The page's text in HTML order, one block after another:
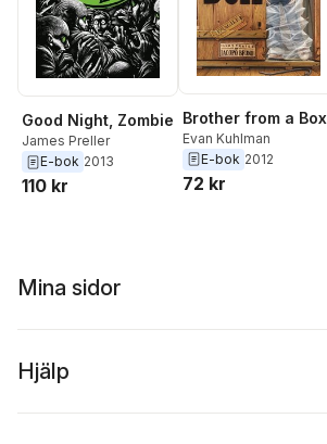
Good Night, Zombie
James Preller
E-bok 2013
110 kr
Brother from a Box
Evan Kuhlman
E-bok 2012
72 kr
Mina sidor
Hjälp